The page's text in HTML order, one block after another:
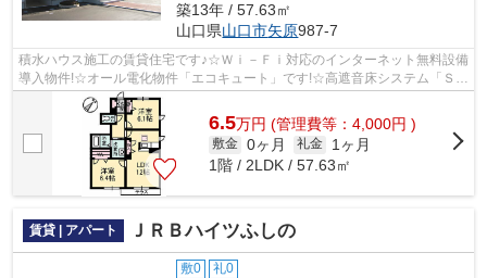
築13年 / 57.63㎡
山口県山口市矢原987-7
積水ハウス施工の賃貸住宅です♪☆Ｗｉ－Ｆｉ対応のインターネット無料設備
導入物件!☆オール電化物件「エコキュート」です!☆高遮音床システム「ＳＨ
ＡＩＤＤ５５」採用☆ＩＨコンロ、ペア...
6.5万円 (管理費等：4,000円 )
敷金 0ヶ月 礼金
1ヶ月
1階 / 2LDK / 57.63㎡
賃貸 | アパート ＪＲＢハイツふしの
敷0 礼0